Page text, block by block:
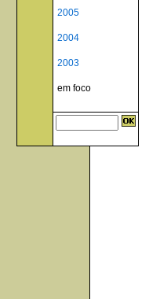
2005
2004
2003
em foco